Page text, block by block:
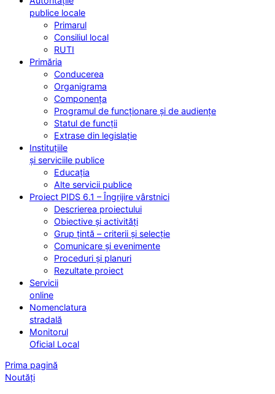
publice locale
Primarul
Consiliul local
RUTI
Primăria
Conducerea
Organigrama
Componența
Programul de funcționare și de audiențe
Statul de funcții
Extrase din legislație
Instituțiile
și serviciile publice
Educația
Alte servicii publice
Proiect PIDS 6.1 – Îngrijire vârstnici
Descrierea proiectului
Obiective și activități
Grup țintă – criterii și selecție
Comunicare și evenimente
Proceduri și planuri
Rezultate proiect
Servicii
online
Nomenclatura
stradală
Monitorul
Oficial Local
Prima pagină
Noutăți